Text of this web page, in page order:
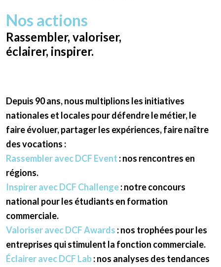
Nos actions
Rassembler, valoriser,
éclairer, inspirer.
Depuis 90 ans, nous multiplions les initiatives
nationales et locales pour défendre le métier, le
faire évoluer, partager les expériences, faire naître
des vocations :
Rassembler avec DCF Event : nos rencontres en
régions.
Inspirer avec DCF Challenge: notre concours
national pour les étudiants en formation
commerciale.
Valoriser avec DCF Awards : nos trophées pour les
entreprises qui stimulent la fonction commerciale.
Éclairer avec DCF Lab: nos analyses des tendances